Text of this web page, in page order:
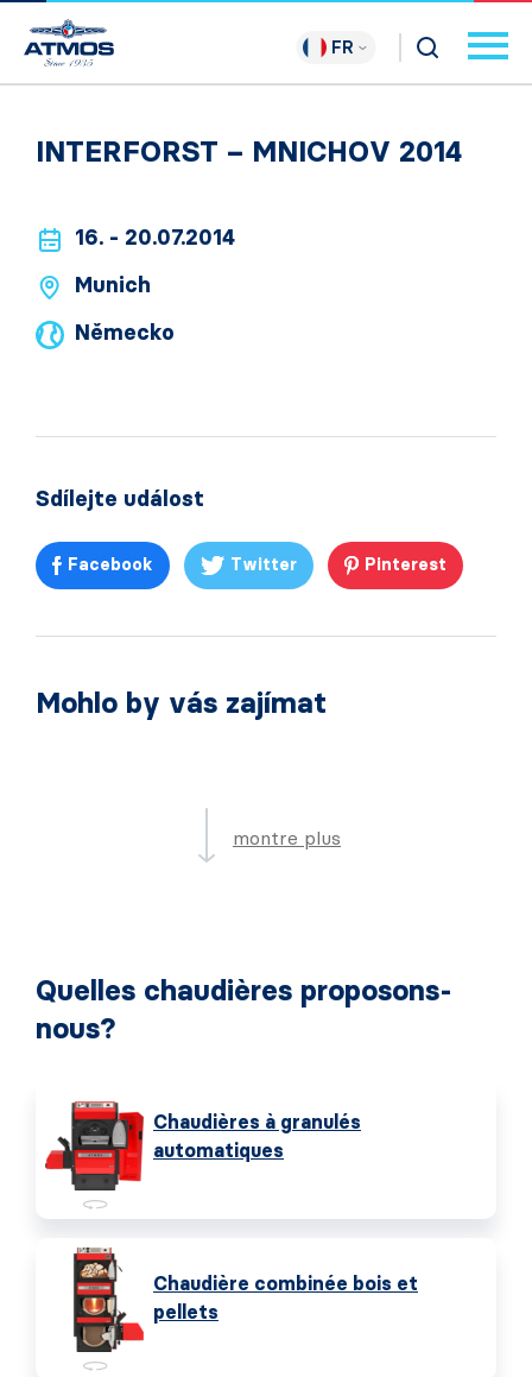
FR
INTERFORST – MNICHOV 2014
16. - 20.07.2014
Munich
Německo
Sdílejte událost
Facebook Twitter Pinterest
Mohlo by vás zajímat
montre plus
Quelles chaudières proposons-
nous?
Chaudières à granulés
automatiques
Chaudière combinée bois et
pellets